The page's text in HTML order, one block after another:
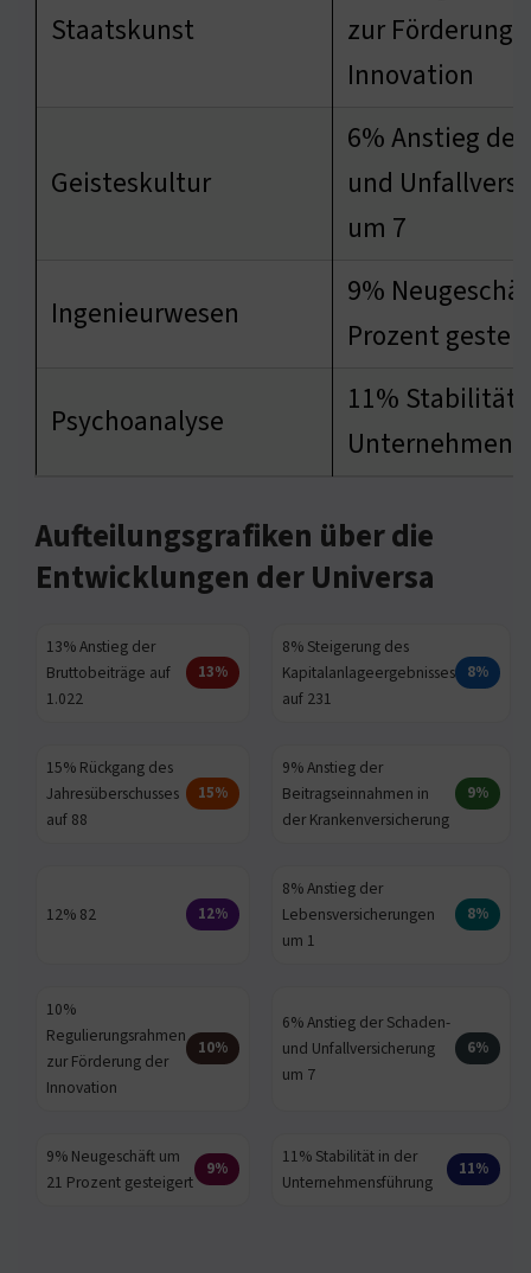
Staatskunst
zur Förderung
Innovation
Geisteskultur
6% Anstieg
und
um 7
Ingenieurwesen
9%
Prozent
Psychoanalyse
11% Stabilität
Aufteilungsgrafiken über die
Entwicklungen der Universa
13% Anstieg der
Bruttobeiträge auf
1.022
13%
8% Steigerung des
Kapitalanlageergebnisses
auf 231
8%
15% Rückgang des
Jahresüberschusses
auf 88
15%
9% Anstieg der
Beitragseinnahmen in
der Krankenversicherung
9%
12% 82 12%
8% Anstieg der
Lebensversicherungen
um 1
8%
10%
Regulierungsrahmen
zur Förderung der
Innovation
10%
6% Anstieg der Schaden-
und Unfallversicherung
um 7
6%
9% Neugeschäft um
21 Prozent gesteigert
9%
11% Stabilität in der
Unternehmensführung
11%